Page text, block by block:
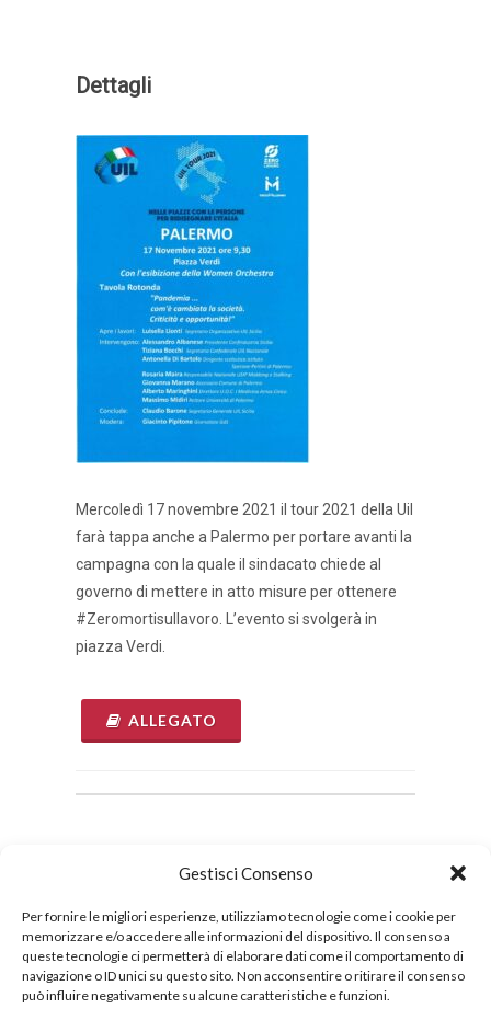
Gestisci Consenso
Per fornire le migliori esperienze, utilizziamo tecnologie come i cookie per
memorizzare e/o accedere alle informazioni del dispositivo. Il consenso a
queste tecnologie ci permetterà di elaborare dati come il comportamento di
navigazione o ID unici su questo sito. Non acconsentire o ritirare il consenso
può influire negativamente su alcune caratteristiche e funzioni.
Dettagli
Mercoledì 17 novembre 2021 il tour 2021 della Uil
farà tappa anche a Palermo per portare avanti la
campagna con la quale il sindacato chiede al
governo di mettere in atto misure per ottenere
#Zeromortisullavoro. L’evento si svolgerà in
piazza Verdi.
ALLEGATO
17 Novembre 2021